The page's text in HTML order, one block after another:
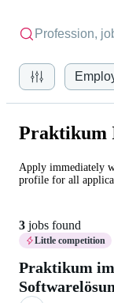
Praktikum
Apply immediately
profile for all
3 jobs found
Little competition
Praktikum